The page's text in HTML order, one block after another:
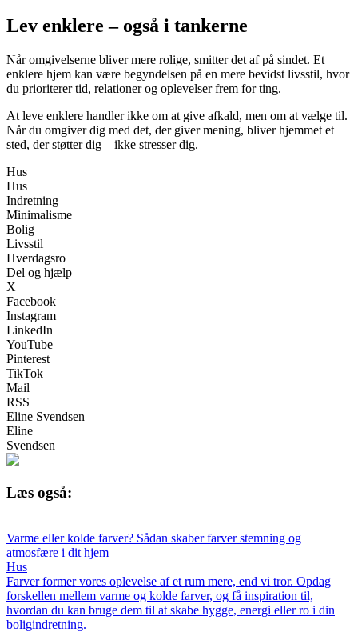
Lev enklere – også i tankerne
Når omgivelserne bliver mere rolige, smitter det af på sindet. Et
enklere hjem kan være begyndelsen på en mere bevidst livsstil, hvor
du prioriterer tid, relationer og oplevelser frem for ting.
At leve enklere handler ikke om at give afkald, men om at vælge til.
Når du omgiver dig med det, der giver mening, bliver hjemmet et
sted, der støtter dig – ikke stresser dig.
Hus
Hus
Indretning
Minimalisme
Bolig
Livsstil
Hverdagsro
Del og hjælp
X
Facebook
Instagram
LinkedIn
YouTube
Pinterest
TikTok
Mail
RSS
Eline Svendsen
Eline
Svendsen
Læs også:
Varme eller kolde farver? Sådan skaber farver stemning og
atmosfære i dit hjem
Hus
Farver former vores oplevelse af et rum mere, end vi tror. Opdag
forskellen mellem varme og kolde farver, og få inspiration til,
hvordan du kan bruge dem til at skabe hygge, energi eller ro i din
boligindretning.